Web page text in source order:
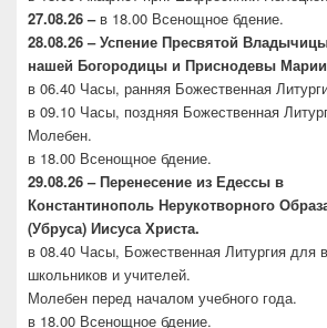
27.08.26 –в 18.00 Всенощное бдение.
28.08.26 – Успение Пресвятой
нашей Богородицы и Приснодевы
в 06.40 Часы, ранняя Божественная
в 09.10 Часы, поздняя Божественная
Молебен.
в 18.00 Всенощное бдение.
29.08.26 – Перенесение из Едессы в
Константинополь Нерукотворного
(Убруса) Иисуса Христа.
в 08.40 Часы, Божественная Литургия для
школьников и учителей.
Молебен перед началом учебного года.
в 18.00 Всенощное бдение.